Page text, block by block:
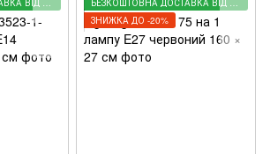
БЕЗКОШТОВНА ДОСТАВКА ВІД 2000 ГРН
БЕЗКОШТОВНА ДОСТАВКА ВІД 2000 ГРН
ЗНИЖКА ДО -20%